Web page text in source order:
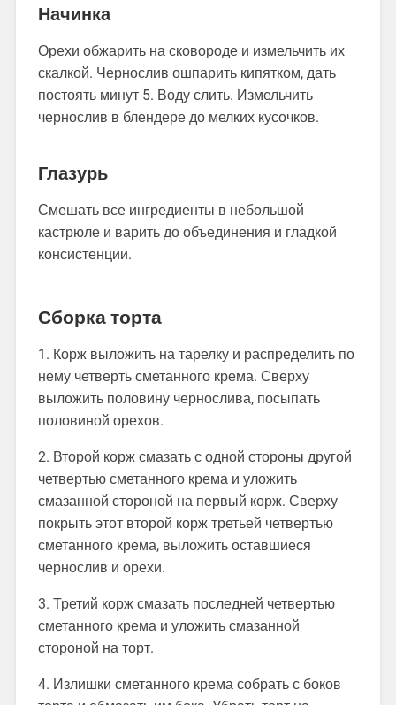
Начинка
Орехи обжарить на сковороде и измельчить их
скалкой. Чернослив ошпарить кипятком, дать
постоять минут 5. Воду слить. Измельчить
чернослив в блендере до мелких кусочков.
Глазурь
Смешать все ингредиенты в небольшой
кастрюле и варить до объединения и гладкой
консистенции.
Сборка торта
1. Корж выложить на тарелку и распределить по
нему четверть сметанного крема. Сверху
выложить половину чернослива, посыпать
половиной орехов.
2. Второй корж смазать с одной стороны другой
четвертью сметанного крема и уложить
смазанной стороной на первый корж. Сверху
покрыть этот второй корж третьей четвертью
сметанного крема, выложить оставшиеся
чернослив и орехи.
3. Третий корж смазать последней четвертью
сметанного крема и уложить смазанной
стороной на торт.
4. Излишки сметанного крема собрать с боков